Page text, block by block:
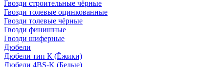
Гвозди строительные чёрные
Гвозди толевые оцинкованные
Гвозди толевые чёрные
Гвозди финишные
Гвозди шиферные
Дюбели
Дюбели тип К (Ёжики)
Дюбели 4BS-K (Белые)